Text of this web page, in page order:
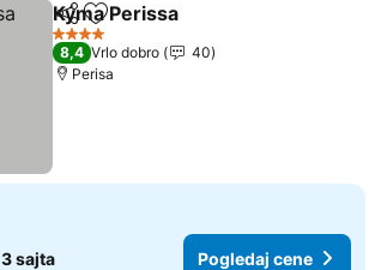
Deli Dodati u favorite
Kýma Perissa
4 Zvezdice
8,4 Vrlo dobro
40
Perisa
3 sajta Pogledaj cene